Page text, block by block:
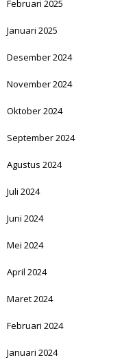
Februari 2025
Januari 2025
Desember 2024
November 2024
Oktober 2024
September 2024
Agustus 2024
Juli 2024
Juni 2024
Mei 2024
April 2024
Maret 2024
Februari 2024
Januari 2024